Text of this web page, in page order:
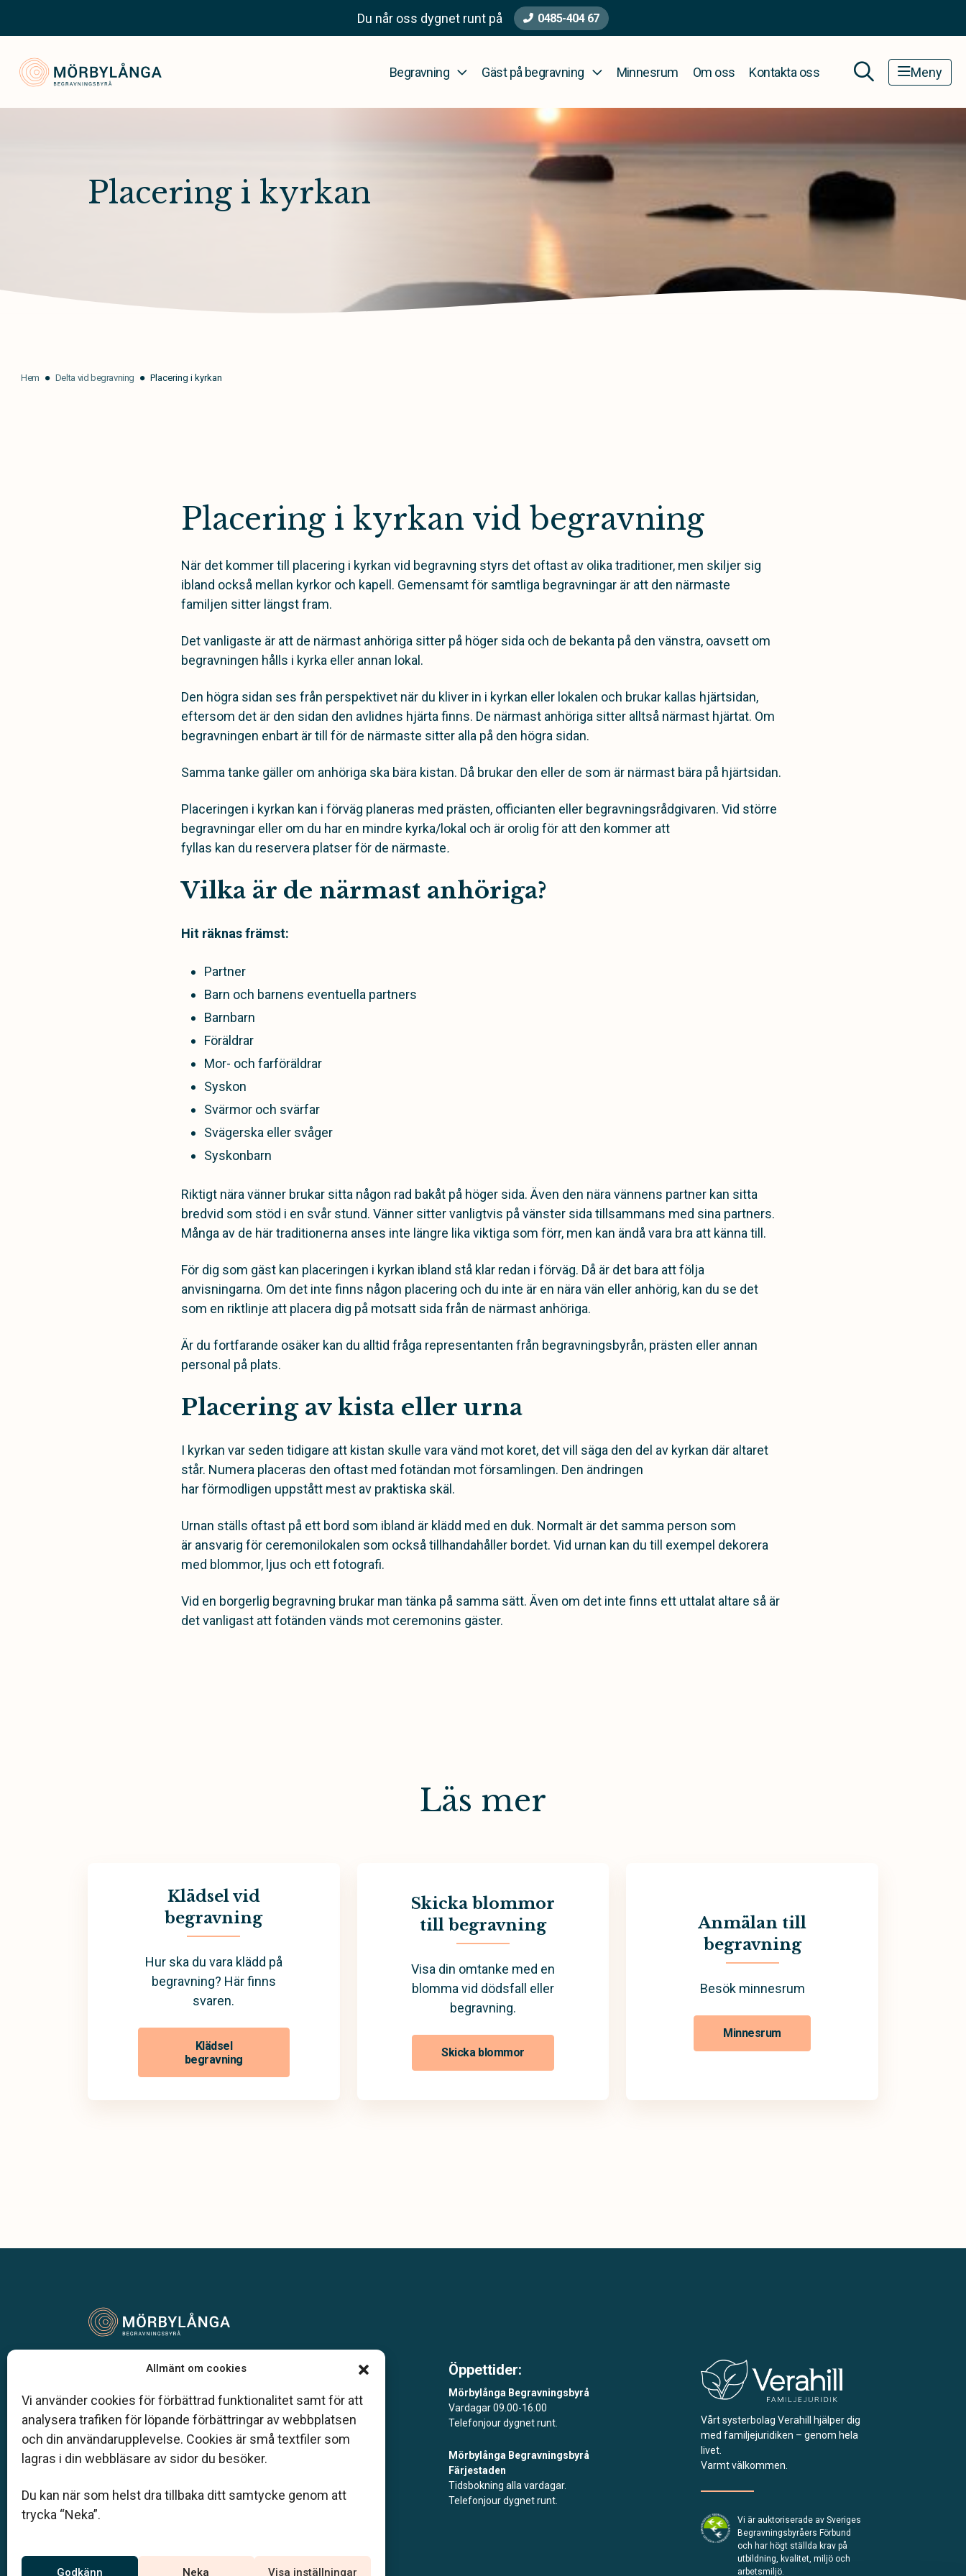
Allmänt om cookies
Vi använder cookies för förbättrad funktionalitet samt för att
analysera trafiken för löpande förbättringar av webbplatsen
och din användarupplevelse. Cookies är små textfiler som
lagras i din webbläsare av sidor du besöker.
Du kan när som helst dra tillbaka ditt samtycke genom att
trycka “Neka”.
Godkänn Neka Visa inställningar
Du når oss dygnet runt på 0485-404 67
Begravning Gäst på begravning Minnesrum Om oss Kontakta oss Meny
Placering i kyrkan
Hem Delta vid begravning Placering i kyrkan
Placering i kyrkan vid begravning
När det kommer till placering i kyrkan vid begravning styrs det oftast av olika traditioner, men skiljer sig
ibland också mellan kyrkor och kapell. Gemensamt för samtliga begravningar är att den närmaste
familjen sitter längst fram.
Det vanligaste är att de närmast anhöriga sitter på höger sida och de bekanta på den vänstra, oavsett om
begravningen hålls i kyrka eller annan lokal.
Den högra sidan ses från perspektivet när du kliver in i kyrkan eller lokalen och brukar kallas hjärtsidan,
eftersom det är den sidan den avlidnes hjärta finns. De närmast anhöriga sitter alltså närmast hjärtat. Om
begravningen enbart är till för de närmaste sitter alla på den högra sidan.
Samma tanke gäller om anhöriga ska bära kistan. Då brukar den eller de som är närmast bära på hjärtsidan.
Placeringen i kyrkan kan i förväg planeras med prästen, officianten eller begravningsrådgivaren. Vid större
begravningar eller om du har en mindre kyrka/lokal och är orolig för att den kommer att
fyllas kan du reservera platser för de närmaste.
Vilka är de närmast anhöriga?
Hit räknas främst:
Partner
Barn och barnens eventuella partners
Barnbarn
Föräldrar
Mor- och farföräldrar
Syskon
Svärmor och svärfar
Svägerska eller svåger
Syskonbarn
Riktigt nära vänner brukar sitta någon rad bakåt på höger sida. Även den nära vännens partner kan sitta
bredvid som stöd i en svår stund. Vänner sitter vanligtvis på vänster sida tillsammans med sina partners.
Många av de här traditionerna anses inte längre lika viktiga som förr, men kan ändå vara bra att känna till.
För dig som gäst kan placeringen i kyrkan ibland stå klar redan i förväg. Då är det bara att följa
anvisningarna. Om det inte finns någon placering och du inte är en nära vän eller anhörig, kan du se det
som en riktlinje att placera dig på motsatt sida från de närmast anhöriga.
Är du fortfarande osäker kan du alltid fråga representanten från begravningsbyrån, prästen eller annan
personal på plats.
Placering av kista eller urna
I kyrkan var seden tidigare att kistan skulle vara vänd mot koret, det vill säga den del av kyrkan där altaret
står. Numera placeras den oftast med fotändan mot församlingen. Den ändringen
har förmodligen uppstått mest av praktiska skäl.
Urnan ställs oftast på ett bord som ibland är klädd med en duk. Normalt är det samma person som
är ansvarig för ceremonilokalen som också tillhandahåller bordet. Vid urnan kan du till exempel dekorera
med blommor, ljus och ett fotografi.
Vid en borgerlig begravning brukar man tänka på samma sätt. Även om det inte finns ett uttalat altare så är
det vanligast att fotänden vänds mot ceremonins gäster.
Läs mer
Klädsel vid
begravning
Hur ska du vara klädd på
begravning? Här finns
svaren.
Klädsel
begravning
Skicka blommor
till begravning
Visa din omtanke med en
blomma vid dödsfall eller
begravning.
Skicka blommor
Anmälan till
begravning
Besök minnesrum
Minnesrum
Vår begravningsbyrå är en del av Klarahill.
auktoriserade inom Sveriges begravningsbyråers
förbund (SBF). Det personliga är centralt för oss, både
när det gäller bemötande och när vi utformar
skräddarsydda personliga begravningar.
morbylanga@klarahill.se
Jourtelefon
Öppettider:
Mörbylånga Begravningsbyrå
Vardagar 09.00-16.00
Telefonjour dygnet runt.
Mörbylånga Begravningsbyrå
Färjestaden
Tidsbokning alla vardagar.
Telefonjour dygnet runt.
Vårt systerbolag Verahill hjälper dig
med familjejuridiken – genom hela
livet.
Varmt välkommen.
Vi är auktoriserade av Sveriges
Begravningsbyråers Förbund
och har högt ställda krav på
utbildning, kvalitet, miljö och
arbetsmiljö.